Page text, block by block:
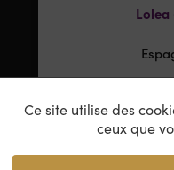
Lolea
Ce site utilise des
ceux que